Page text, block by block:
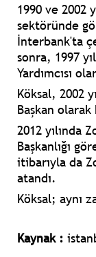
1990 ve 2002
sektöründe
İnterbank'ta
sonra, 1997
Yardımcısı
Köksal, 2002
Başkan olarak
2012 yılında
Başkanlığı
itibarıyla da
atandı.
Köksal; aynı
Kaynak :